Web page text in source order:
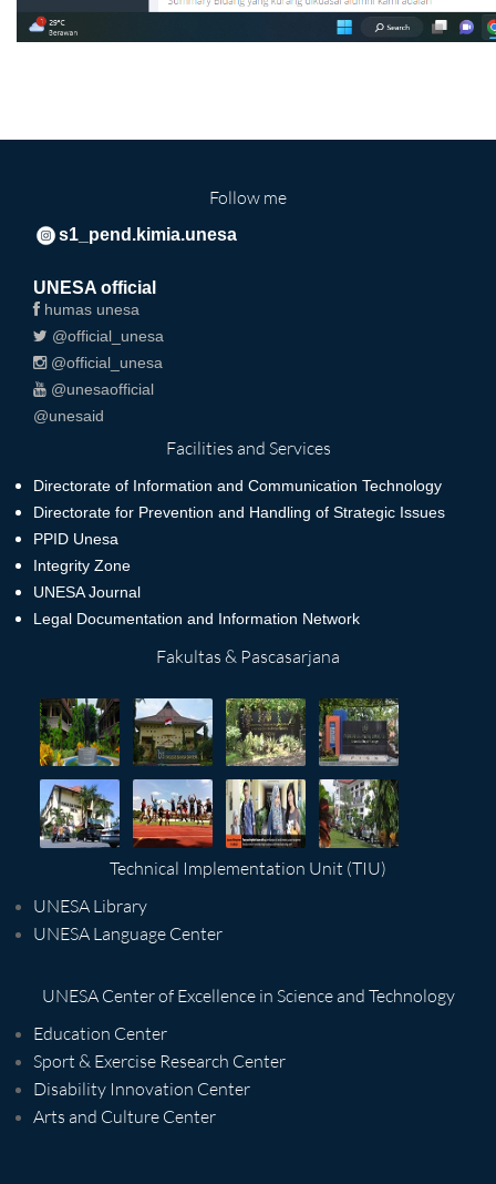
Follow me
s1_pend.kimia.unesa
UNESA official
humas unesa
@official_unesa
@official_unesa
@unesaofficial
@unesaid
Facilities and Services
Directorate of Information and Communication Technology
Directorate for Prevention and Handling of Strategic Issues
PPID Unesa
Integrity Zone
UNESA Journal
Legal Documentation and Information Network
Fakultas & Pascasarjana
Technical Implementation Unit (TIU)
UNESA Library
UNESA Language Center
UNESA Center of Excellence in Science and Technology
Education Center
Sport & Exercise Research Center
Disability Innovation Center
Arts and Culture Center